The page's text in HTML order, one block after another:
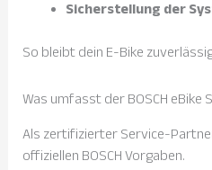
Sicherstellung der
So bleibt dein E-Bike
Was umfasst der BOSCH eBike
Als zertifizierter Service-
offiziellen BOSCH Vorgaben.